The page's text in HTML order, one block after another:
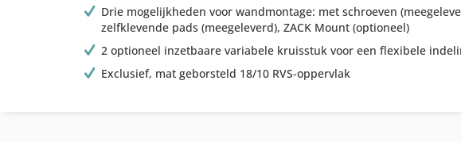
Drie mogelijkheden voor wandmontage: met schroeven
zelfklevende pads (meegeleverd), ZACK Mount (optioneel)
2 optioneel inzetbaare variabele kruisstuk voor een flexibele
Exclusief, mat geborsteld 18/10 RVS-oppervlak